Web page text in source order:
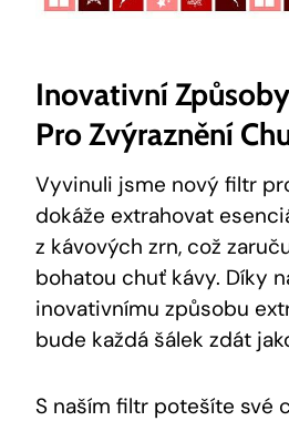
Inovativní
Pro Zvýraznění
Vyvinuli jsme nový filtr
dokáže extrahovat
z kávových zrn, což
bohatou chuť kávy. Díky
inovativnímu způsobu
bude každá šálek zdát
S naším filtr potešíte své